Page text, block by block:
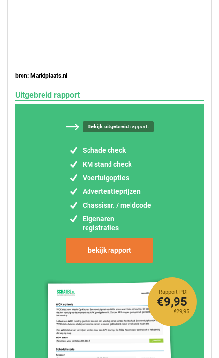
bron: Marktplaats.nl
Uitgebreid rapport
Bekijk uitgebreidrapport:
Schade check
KM stand check
Voertuigopties
Advertentieprijzen
Chassisnr. / meldcode
Eigenaren
registraties
bekijk rapport
Rapport PDF
€29,95
€9,95